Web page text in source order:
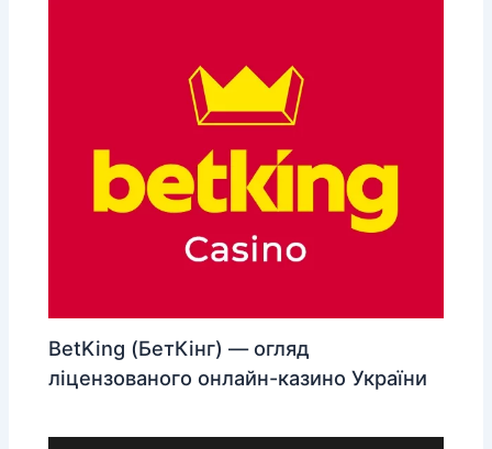
BetKing (БетКінг) — огляд
ліцензованого онлайн-казино України